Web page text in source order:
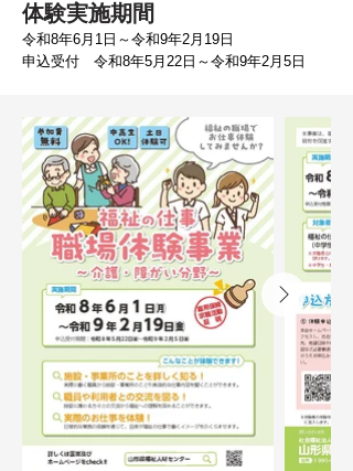
体験実施期間
令和8年6月1日～令和9年2月19日
申込受付 令和8年5月22日～令和9年2月5日